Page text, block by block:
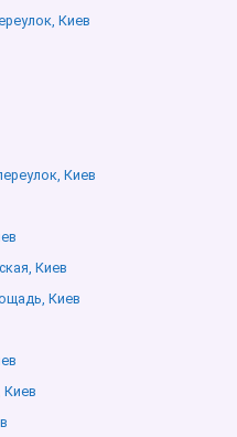
Киев
Киев
Киев
Киев
Киев